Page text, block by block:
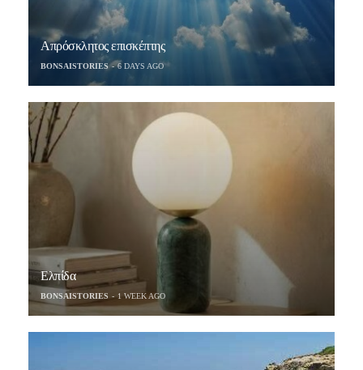
Απρόσκλητος επισκέπτης
BONSAISTORIES 6 DAYS AGO
Ελπίδα
BONSAISTORIES 1 WEEK AGO